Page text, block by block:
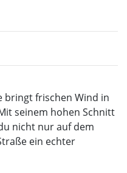
bringt frischen Wind in
seinem hohen Schnitt
nicht nur auf dem
ein echter